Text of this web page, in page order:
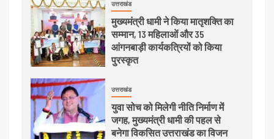
उत्तराखंड
मुख्यमंत्री धामी ने किया मातृशक्ति का
सम्मान, 13 महिलाओं और 35
आंगनबाड़ी कार्यकत्रियों को किया
पुरस्कृत
उत्तराखंड
युवा सोच को मिलेगी नीति निर्माण में
जगह, मुख्यमंत्री धामी की पहल से
बनेगा विकसित उत्तराखंड का विजन